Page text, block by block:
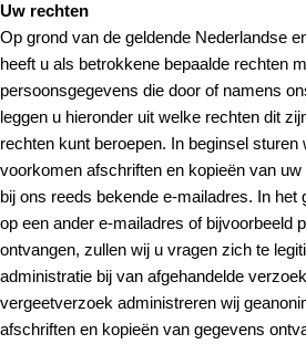
Uw rechten
Op grond van de geldende Nederlandse
heeft u als betrokkene bepaalde rechten
persoonsgegevens die door of namens
leggen u hieronder uit welke rechten dit
rechten kunt beroepen. In beginsel
voorkomen afschriften en kopieën van
bij ons reeds bekende e-mailadres. In het
op een ander e-mailadres of bijvoorbeeld
ontvangen, zullen wij u vragen zich te
administratie bij van afgehandelde
vergeetverzoek administreren wij
afschriften en kopieën van gegevens